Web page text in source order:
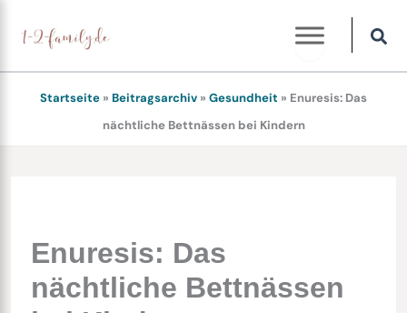
Inhalt
springen
Startseite » Beitragsarchiv » Gesundheit » Enuresis: Das
nächtliche Bettnässen bei Kindern
Enuresis: Das
nächtliche Bettnässen